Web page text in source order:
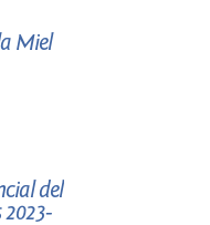
Miel
del